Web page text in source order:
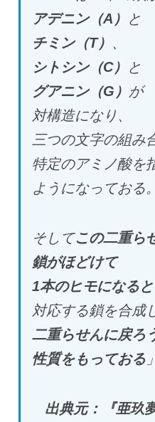
アデニン（A ）
と
チミン（T） 、
シトシン（C）
と
グアニン（G ） が
対構造になり、
三つの文字の組み
特定のアミノ酸を
ようになっておる。
そしてこの二重ら
鎖がほどけて
1本のヒモになると
対応する鎖を合成
二重らせんに戻ろ
性質をもっておる 」
出典元：『亜玖